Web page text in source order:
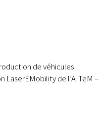
de véhicules
LaserEMobility de l’AITeM –